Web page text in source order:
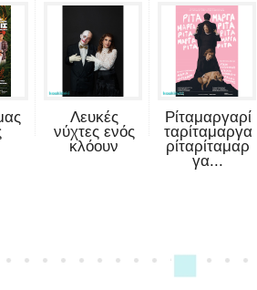
Λευκές
νύχτες ενός
κλόουν
Ρίταμαργαρί
ταρίταμαργα
ρίταρίταμαρ
γα...